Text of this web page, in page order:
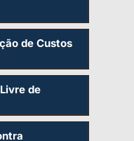
de Custos
de